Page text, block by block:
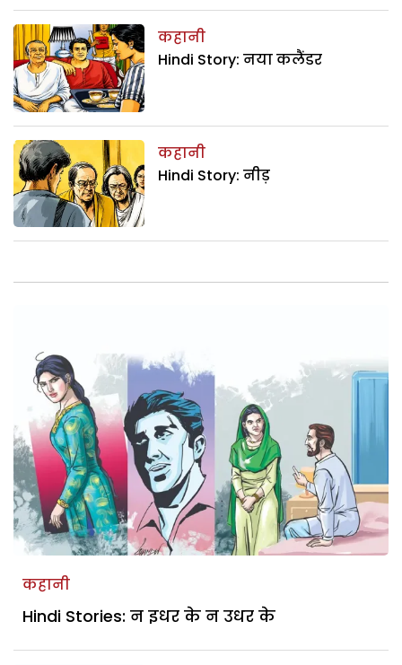
कहानी
Hindi Story: नया कलैंडर
कहानी
Hindi Story: नीड़
कहानी
Hindi Stories: न इधर के न उधर के